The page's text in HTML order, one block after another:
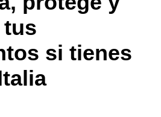
México (Español)
Brasil (Português)
Deutschland (Deutsch)
Italia (Italiano)
Nederlands (English)
Australia (English)
India (English)
日本（日本語)
Singapore (English)
si tienes